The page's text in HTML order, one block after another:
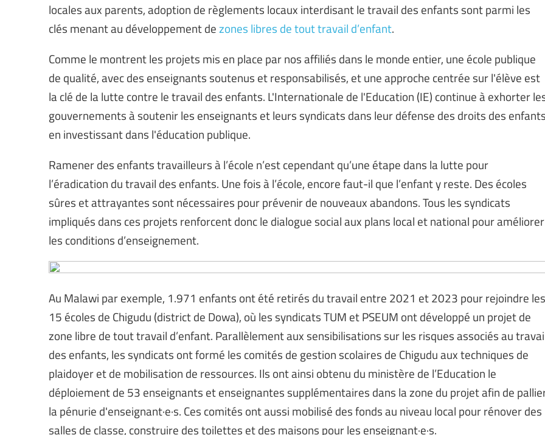
locales aux parents, adoption de règlements locaux interdisant le travail des enfants sont parmi les
clés menant au développement dezones libres de tout travail d’enfant.
Comme le montrent les projets mis en place par nos affiliés dans le monde entier, une école publique
de qualité, avec des enseignants soutenus et responsabilisés, et une approche centrée sur l'élève est
la clé de la lutte contre le travail des enfants. L'Internationale de l'Education (IE) continue à exhorter
gouvernements à soutenir les enseignants et leurs syndicats dans leur défense des droits des enfants
en investissant dans l'éducation publique.
Ramener des enfants travailleurs à l’école n’est cependant qu’une étape dans la lutte pour
l’éradication du travail des enfants. Une fois à l’école, encore faut-il que l’enfant y reste. Des écoles
sûres et attrayantes sont nécessaires pour prévenir de nouveaux abandons. Tous les syndicats
impliqués dans ces projets renforcent donc le dialogue social aux plans local et national pour améliorer
les conditions d’enseignement.
Au Malawi par exemple, 1.971 enfants ont été retirés du travail entre 2021 et 2023 pour rejoindre les
15 écoles de Chigudu (district de Dowa), où les syndicats TUM et PSEUM ont développé un projet de
zone libre de tout travail d’enfant. Parallèlement aux sensibilisations sur les risques associés au
des enfants, les syndicats ont formé les comités de gestion scolaires de Chigudu aux techniques de
plaidoyer et de mobilisation de ressources. Ils ont ainsi obtenu du ministère de l’Education le
déploiement de 53 enseignants et enseignantes supplémentaires dans la zone du projet afin de
la pénurie d'enseignant·e·s. Ces comités ont aussi mobilisé des fonds au niveau local pour rénover des
salles de classe, construire des toilettes et des maisons pour les enseignant·e·s.